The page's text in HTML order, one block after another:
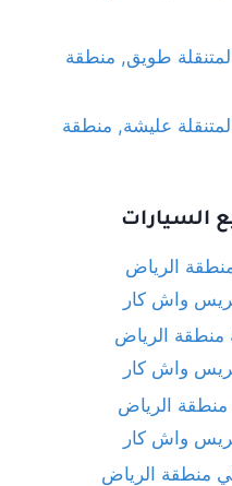
طويق, منطقة
عليشة, منطقة
السيارات
الرياض
منطقة الرياض
منطقة الرياض
منطقة الرياض